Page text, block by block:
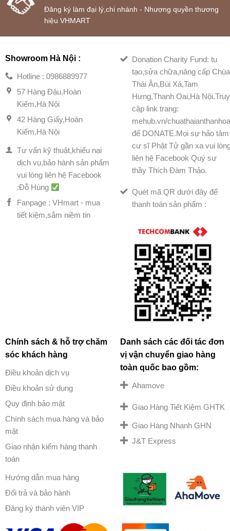
Đăng ký làm đại lý,chi nhánh - Nhượng quyền thương
hiệu VHMART
Showroom Hà Nội :
Hotline : 0986889977
57 Hàng Đậu,Hoàn
Kiếm,Hà Nội
42 Hàng Giấy,Hoàn
Kiếm,Hà Nội
Tư vấn kỹ thuật,khiếu nại
dịch vụ,bảo hành sản phẩm
vui lòng liên hệ Facebook
:Đỗ Hùng
Fanpage : VHmart - mua
tiết kiệm,sắm niềm tin
Donation Charity Fund: tu
tạo,sửa chữa,nâng cấp Chùa
Thái Ân,Bùi Xá,Tam
Hưng,Thanh Oai,Hà Nội.Truy
cập link trang:
mehub.vn/
để DONATE.Mọi sự hảo tâm
cư sĩ Phật Tử gần xa vui
liên hệ Facebook Quý sư
thầy Thích Đàm Thảo.
Quét mã QR dưới đây để
thanh toán sản phẩm :
Chính sách & hỗ trợ chăm
sóc khách hàng
Điều khoản dịch vụ
Điều khoản sử dụng
Quy định bảo mật
Chính sách mua hàng và bảo
mật
Giao nhận kiểm hàng thanh
toán
Hướng dẫn mua hàng
Đổi trả và bảo hành
Đăng ký thành viên VIP
Danh sách các đối tác đơn
vị vận chuyển giao hàng
toàn quốc bao gồm:
Ahamove
Giao Hàng Tiết Kiệm GHTK
Giao Hàng Nhanh GHN
J&T Express